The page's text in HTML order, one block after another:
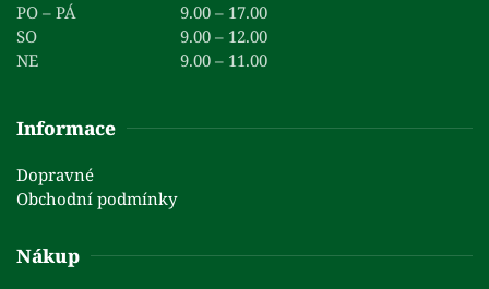
PO – PÁ
9.00 – 17.00
SO
9.00 – 12.00
NE
9.00 – 11.00
Informace
Dopravné
Obchodní podmínky
Nákup